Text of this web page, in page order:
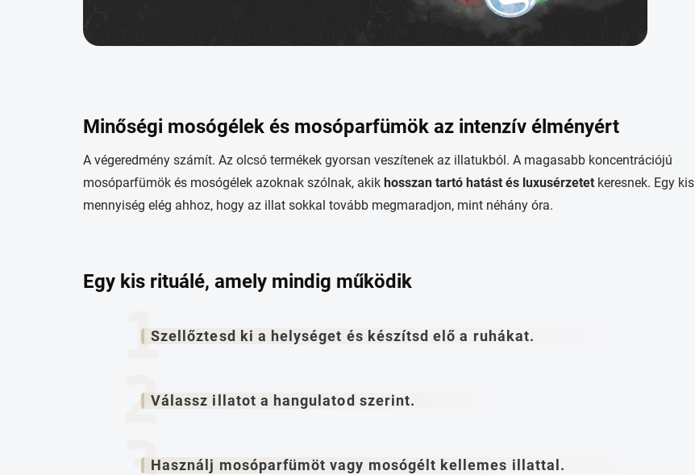
Minőségi mosógélek és mosóparfümök az intenzív élményért
A végeredmény számít. Az olcsó termékek gyorsan veszítenek az illatukból. A magasabb koncentrációjú
mosóparfümök és mosógélek azoknak szólnak, akik hosszan tartó hatást és luxusérzetet keresnek. Egy kis
mennyiség elég ahhoz, hogy az illat sokkal tovább megmaradjon, mint néhány óra.
Egy kis rituálé, amely mindig működik
Szellőztesd ki a helységet és készítsd elő a ruhákat.
Válassz illatot a hangulatod szerint.
Használj mosóparfümöt vagy mosógélt kellemes illattal.